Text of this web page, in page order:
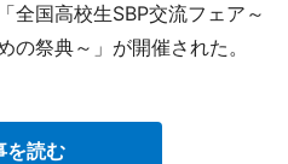
全国高校生SBP交流フェア～
の祭典～」が開催された。
を読む